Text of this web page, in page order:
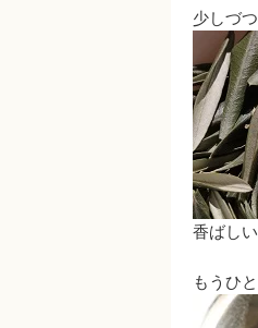
少しづ
香ばし
もうひ